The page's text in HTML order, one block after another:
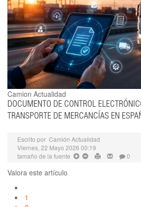
Camion Actualidad
DOCUMENTO DE CONTROL
TRANSPORTE DE MERCANCÍAS EN
Escrito por Camión Actualidad
Viernes, 22 Mayo 2026 00:19
tamaño de la fuente
0
Valora este artículo
1